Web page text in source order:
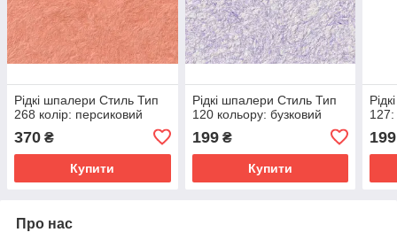
Рідкі шпалери Стиль Тип
268 колір: персиковий
370 ₴
Купити
Рідкі шпалери Стиль Тип
120 кольору: бузковий
199₴
Купити
199
Про нас